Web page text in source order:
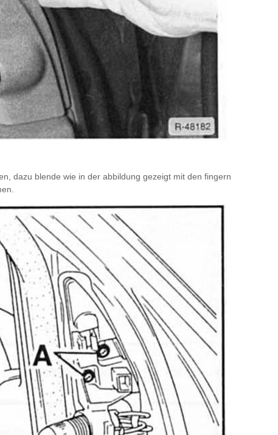
dazu blende wie in der abbildung gezeigt mit den fingern